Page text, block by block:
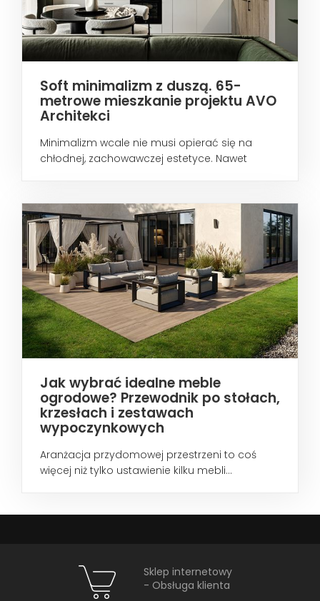
Soft minimalizm z duszą. 65-
metrowe mieszkanie projektu AVO
Architekci
Minimalizm wcale nie musi opierać się na
chłodnej, zachowawczej estetyce. Nawet
Jak wybrać idealne meble
ogrodowe? Przewodnik po stołach,
krzesłach i zestawach
wypoczynkowych
Aranżacja przydomowej przestrzeni to coś
więcej niż tylko ustawienie kilku mebli...
Sklep internetowy
- Obsługa klienta